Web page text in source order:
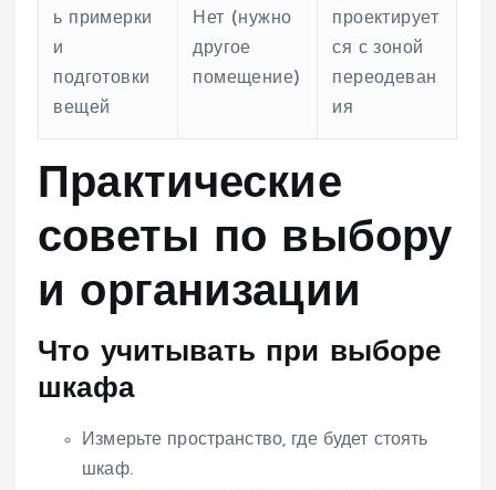
ь примерки
и
подготовки
вещей
Нет (нужно
другое
помещение)
проектирует
ся с зоной
переодеван
ия
Практические
советы по выбору
и организации
Что учитывать при выборе
шкафа
Измерьте пространство, где будет стоять
шкаф.